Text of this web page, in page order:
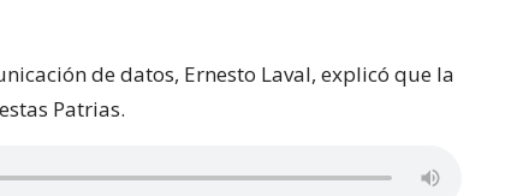
de datos, Ernesto Laval, explicó que la
Patrias.